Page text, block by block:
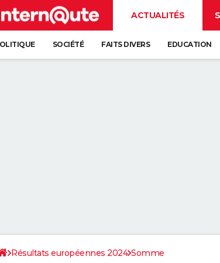
ACTUALITÉS
SOCIÉTÉ FAITS DIVERS EDUCATION
Résultats européennes 2024 Somme